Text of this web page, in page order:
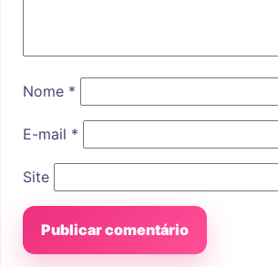
Nome *
E-mail *
Site